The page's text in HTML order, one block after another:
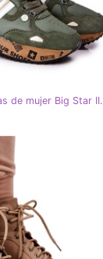
Zapatillas